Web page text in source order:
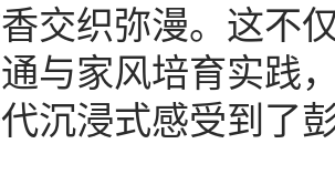
交织弥漫。这不
与家风培育实践
沉浸式感受到了